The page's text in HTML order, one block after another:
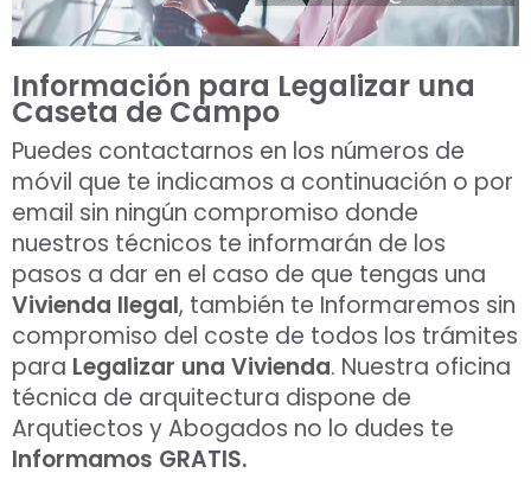
Información para Legalizar una
Caseta de Campo
Puedes contactarnos en los números de
móvil que te indicamos a continuación o por
email sin ningún compromiso donde
nuestros técnicos te informarán de los
pasos a dar en el caso de que tengas una
Vivienda Ilegal, también te Informaremos sin
compromiso del coste de todos los trámites
para Legalizar una Vivienda. Nuestra oficina
técnica de arquitectura dispone de
Arqutiectos y Abogados no lo dudes te
Informamos GRATIS.